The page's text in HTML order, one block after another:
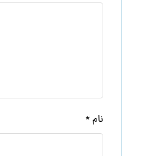
نام *